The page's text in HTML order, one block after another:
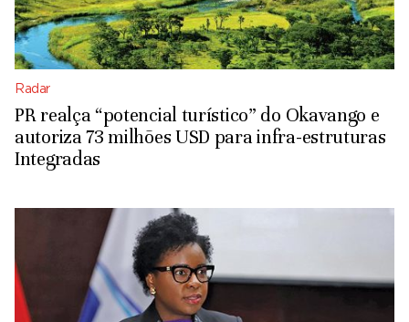
Radar
PR realça “potencial turístico” do Okavango e
autoriza 73 milhões USD para infra-estruturas
Integradas